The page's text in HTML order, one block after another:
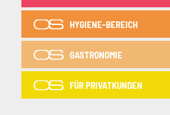
HYGIENE-BEREICH
GASTRONOMIE
FÜR PRIVATKUNDEN